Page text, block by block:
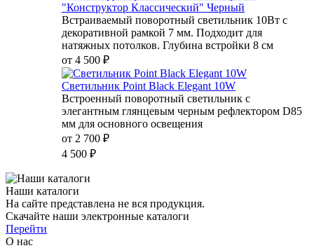
"Конструктор Классический" Черный
Встраиваемый поворотный светильник 10Вт с
декоративной рамкой 7 мм. Подходит для
натяжных потолков. Глубина встройки 8 см
от 4 500 ₽
Светильник Point Black Elegant 10W
Встроенный поворотный светильник с
элегантным глянцевым черным рефлектором D85
мм для основного освещения
от 2 700 ₽
4 500 ₽
Наши каталоги
На сайте представлена не вся продукция.
Скачайте наши электронные каталоги
Перейти
О нас